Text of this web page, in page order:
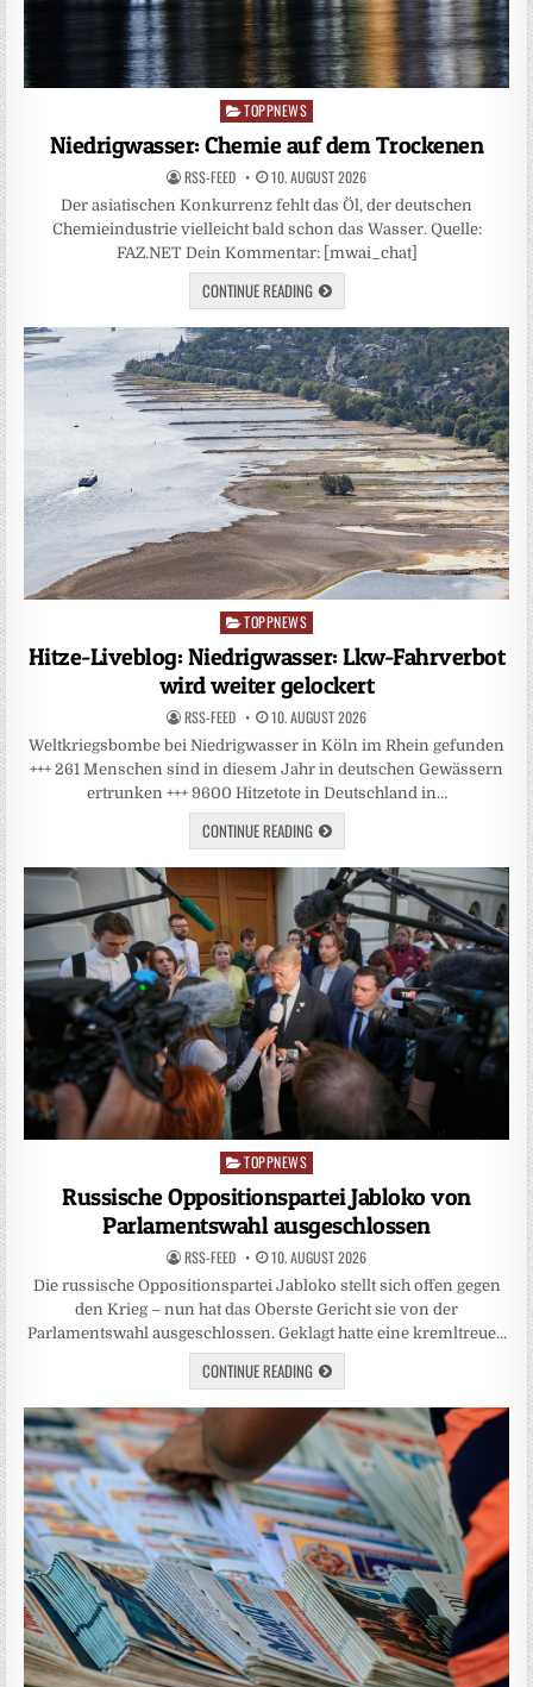
Posted
in
TOPPNEWS
Niedrigwasser: Chemie auf dem Trockenen
RSS-FEED 10. AUGUST 2026
Der asiatischen Konkurrenz fehlt das Öl, der deutschen
Chemieindustrie vielleicht bald schon das Wasser. Quelle:
FAZ.NET Dein Kommentar: [mwai_chat]
CONTINUE READING
Posted
in
TOPPNEWS
Hitze-Liveblog: Niedrigwasser: Lkw-Fahrverbot
wird weiter gelockert
RSS-FEED 10. AUGUST 2026
Weltkriegsbombe bei Niedrigwasser in Köln im Rhein gefunden
+++ 261 Menschen sind in diesem Jahr in deutschen Gewässern
ertrunken +++ 9600 Hitzetote in Deutschland in…
CONTINUE READING
Posted
in
TOPPNEWS
Russische Oppositionspartei Jabloko von
Parlamentswahl ausgeschlossen
RSS-FEED 10. AUGUST 2026
Die russische Oppositionspartei Jabloko stellt sich offen gegen
den Krieg – nun hat das Oberste Gericht sie von der
Parlamentswahl ausgeschlossen. Geklagt hatte eine kremltreue…
CONTINUE READING